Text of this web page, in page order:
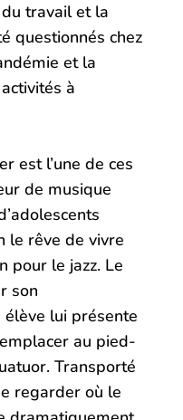
travail et la
questionnés chez
et la
à
est l’une de ces
de musique
le rêve de vivre
pour le jazz. Le
son
lui présente
au pied-
Transporté
regarder où le